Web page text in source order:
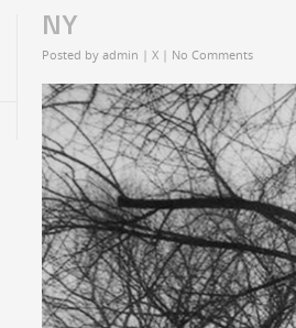
NY
Posted by admin | X | No Comments